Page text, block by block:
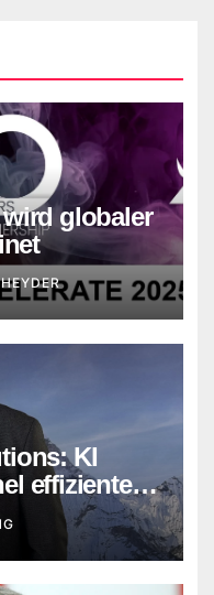
globaler
KI
effizienter,
nicht